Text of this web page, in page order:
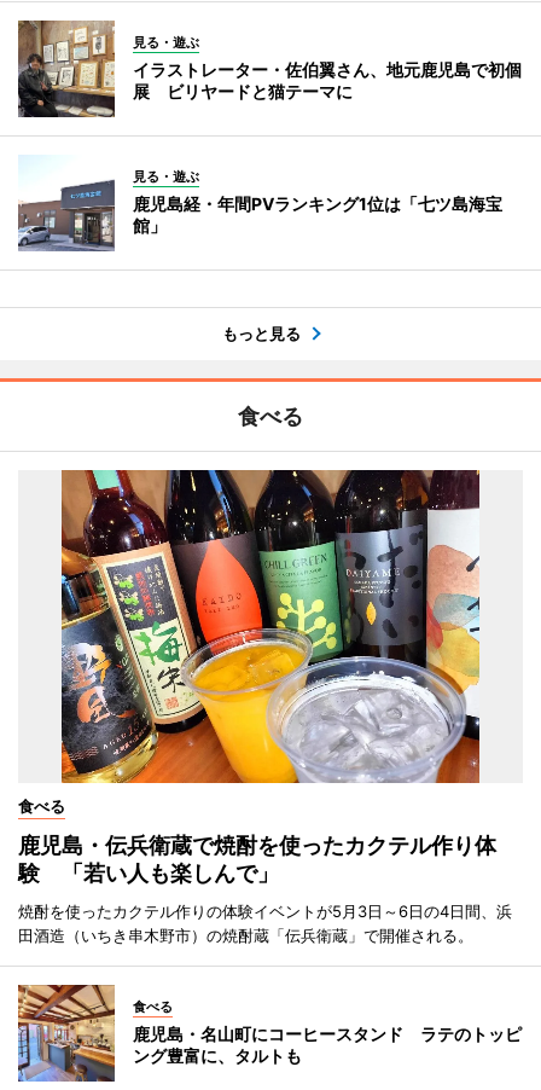
見る・遊ぶ
イラストレーター・佐伯翼さん、地元鹿児島で初個
展 ビリヤードと猫テーマに
見る・遊ぶ
鹿児島経・年間PVランキング1位は「七ツ島海宝
館」
もっと見る
食べる
食べる
鹿児島・伝兵衛蔵で焼酎を使ったカクテル作り体
験 「若い人も楽しんで」
焼酎を使ったカクテル作りの体験イベントが5月3日～6日の4日間、浜
田酒造（いちき串木野市）の焼酎蔵「伝兵衛蔵」で開催される。
食べる
鹿児島・名山町にコーヒースタンド ラテのトッピ
ング豊富に、タルトも